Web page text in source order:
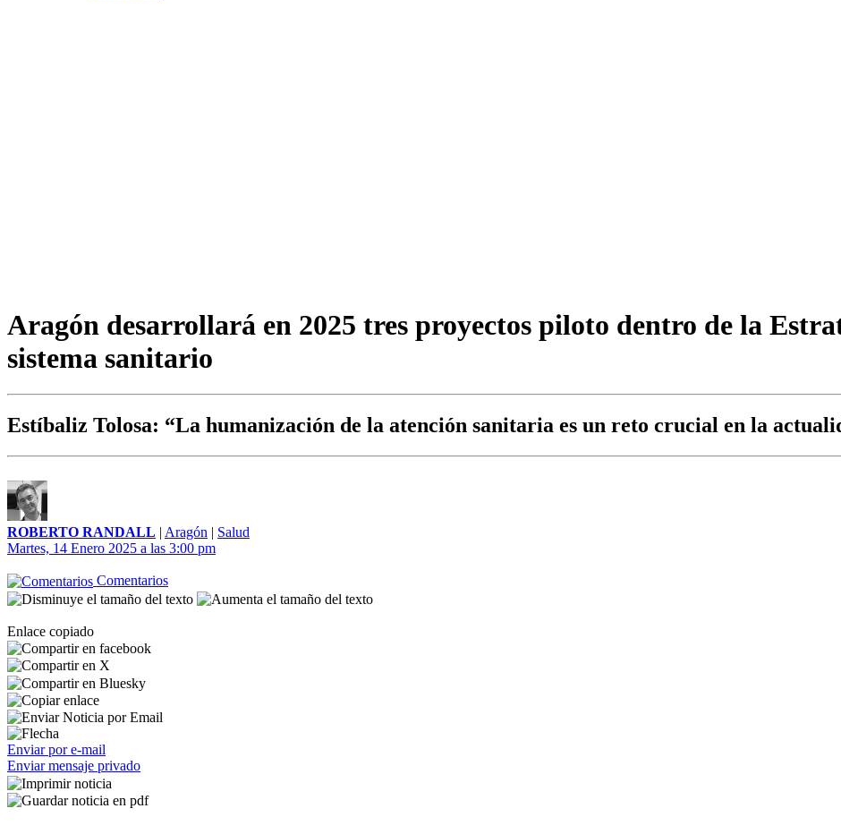
Aragón desarrollará en 2025 tres proyectos piloto dentro de la
sistema sanitario
Estíbaliz Tolosa: “La humanización de la atención sanitaria es un reto crucial en la
ROBERTO RANDALL | Aragón | Salud
Martes, 14 Enero 2025 a las 3:00 pm
Comentarios
Enlace copiado
Enviar por e-mail
Enviar mensaje privado